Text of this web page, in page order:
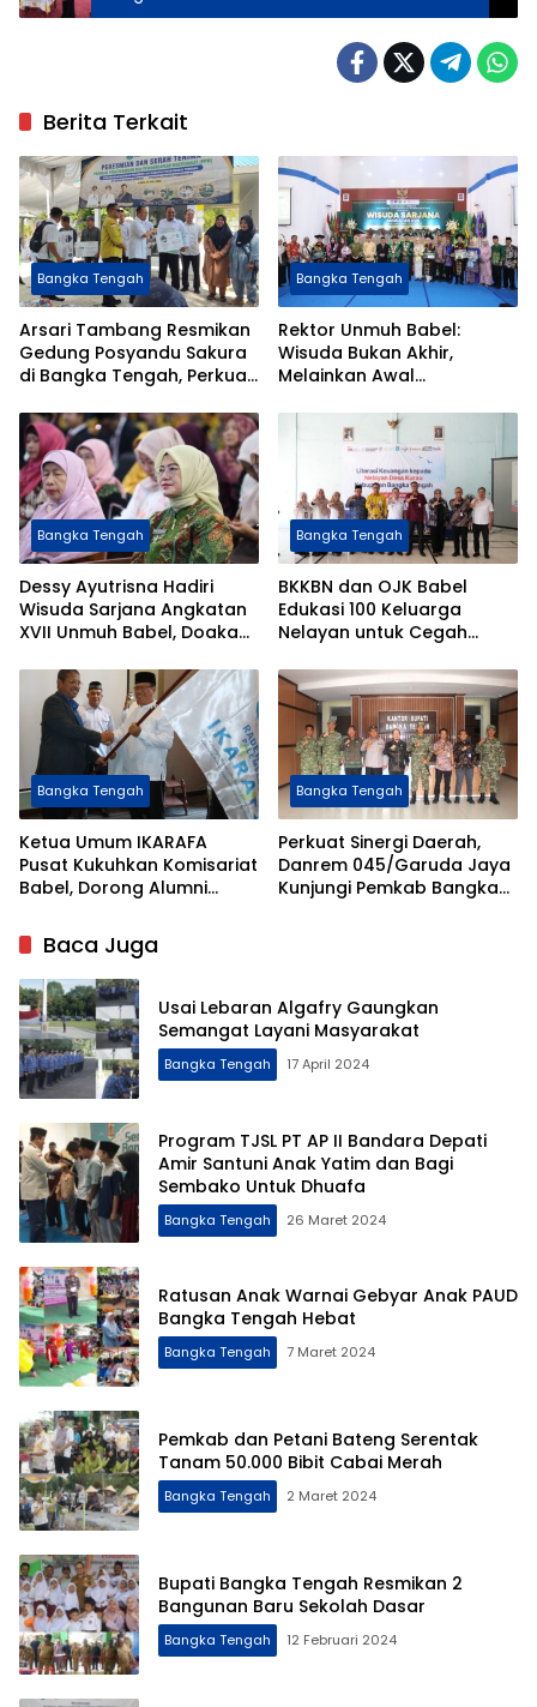
Berita Terkait
Bangka Tengah
Arsari Tambang Resmikan
Gedung Posyandu Sakura
di Bangka Tengah, Perkuat
Masyarakat
Bangka Tengah
Rektor Unmuh Babel:
Wisuda Bukan Akhir,
Melainkan Awal
Masyarakat
Bangka Tengah
Dessy Ayutrisna Hadiri
Wisuda Sarjana Angkatan
XVII Unmuh Babel, Doakan
Gemilang
Bangka Tengah
BKKBN dan OJK Babel
Edukasi 100 Keluarga
Nelayan untuk Cegah
Keuangan
Bangka Tengah
Ketua Umum IKARAFA
Pusat Kukuhkan Komisariat
Babel, Dorong Alumni
dan Bangsa
Bangka Tengah
Perkuat Sinergi Daerah,
Danrem 045/Garuda Jaya
Kunjungi Pemkab Bangka
Baca Juga
Usai Lebaran Algafry Gaungkan
Semangat Layani Masyarakat
Bangka Tengah 17 April 2024
Program TJSL PT AP II Bandara Depati
Amir Santuni Anak Yatim dan Bagi
Sembako Untuk Dhuafa
Bangka Tengah 26 Maret 2024
Ratusan Anak Warnai Gebyar Anak PAUD
Bangka Tengah Hebat
Bangka Tengah 7 Maret 2024
Pemkab dan Petani Bateng Serentak
Tanam 50.000 Bibit Cabai Merah
Bangka Tengah 2 Maret 2024
Bupati Bangka Tengah Resmikan 2
Bangunan Baru Sekolah Dasar
Bangka Tengah 12 Februari 2024